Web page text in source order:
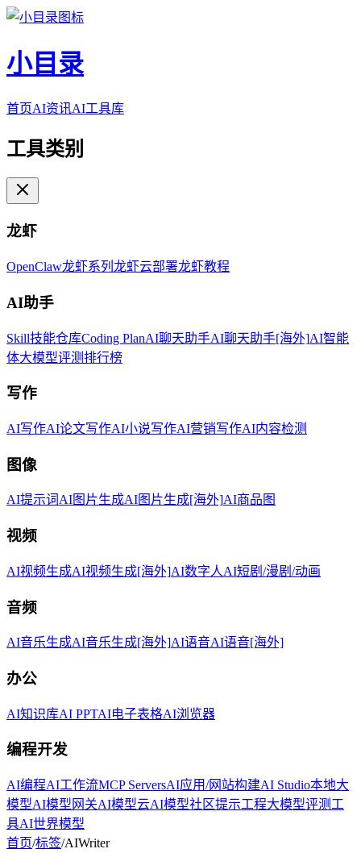
小目录
首页AI资讯AI工具库
工具类别
龙虾
OpenClaw龙虾系列 龙虾云部署龙虾教程
AI助手
Skill技能仓库Coding PlanAI聊天助手AI聊天助手[海外]AI智能
体大模型评测排行榜
写作
AI写作AI论文写作AI小说写作AI营销写作AI内容检测
图像
AI提示词AI图片生成AI图片生成[海外]AI商品图
视频
AI视频生成AI视频生成[海外]AI数字人AI短剧/漫剧/动画
音频
AI音乐生成AI音乐生成[海外]AI语音AI语音[海外]
办公
AI知识库AI PPTAI电子表格AI浏览器
编程开发
AI编程AI工作流MCP ServersAI应用/网站构建AI Studio本地大
模型AI模型网关AI模型云AI模型社区提示工程大模型评测工
具AI世界模型
首页/标签/AIWriter